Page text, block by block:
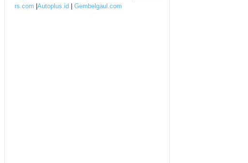
rs.com Autoplus.id Gembelgaul.com